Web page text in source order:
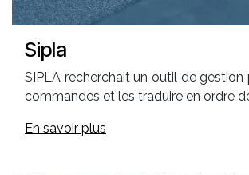
Sipla
SIPLA recherchait un outil de gestion
commandes et les traduire en ordre
En savoir plus